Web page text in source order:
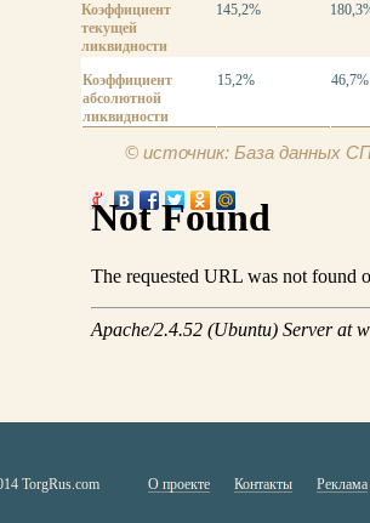
Коэффициент
текущей
ликвидности
145,2%
Коэффициент
абсолютной
ликвидности
15,2% 46,7%
© источник: База данных
TorgRus.com О проекте Контакты Реклама